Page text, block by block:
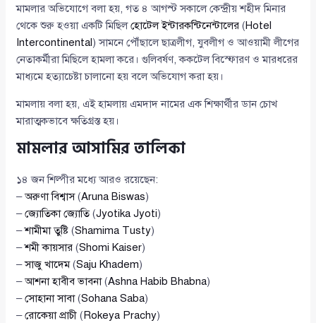
মামলার অভিযোগে বলা হয়, গত ৪ আগস্ট সকালে কেন্দ্রীয় শহীদ মিনার
থেকে শুরু হওয়া একটি মিছিলহোটেল ইন্টারকন্টিনেন্টালের (Hotel
Intercontinental ) সামনে পৌঁছালে ছাত্রলীগ, যুবলীগ ও আওয়ামী লীগের
নেতাকর্মীরা মিছিলে হামলা করে। গুলিবর্ষণ, ককটেল বিস্ফোরণ ও মারধরের
মাধ্যমে হত্যাচেষ্টা চালানো হয় বলে অভিযোগ করা হয়।
মামলায় বলা হয়, এই হামলায় এমদাদ নামের এক শিক্ষার্থীর ডান চোখ
মারাত্মকভাবে ক্ষতিগ্রস্ত হয়।
মামলার আসামির তালিকা
১৪ জন শিল্পীর মধ্যে আরও রয়েছেন:
–অরুণা বিশ্বাস(Aruna Biswas)
–জ্যোতিকা জ্যোতি(Jyotika Jyoti)
–শামীমা তুষ্টি (Shamima Tusty)
–শমী কায়সার (Shomi Kaiser)
–সাজু খাদেম(Saju Khadem)
–আশনা হাবীব ভাবনা(Ashna Habib Bhabna)
–সোহানা সাবা(Sohana Saba)
–রোকেয়া প্রাচী ( Rokeya Prachy)